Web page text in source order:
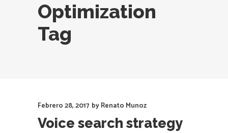
Optimization
Tag
Febrero 28, 2017 byRenato Munoz
Voice search strategy